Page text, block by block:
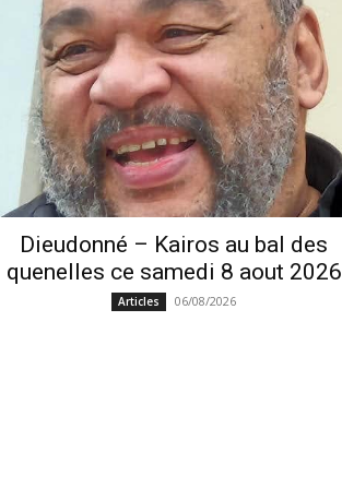
Dieudonné – Kairos au bal des
quenelles ce samedi 8 aout 2026
Articles 06/08/2026